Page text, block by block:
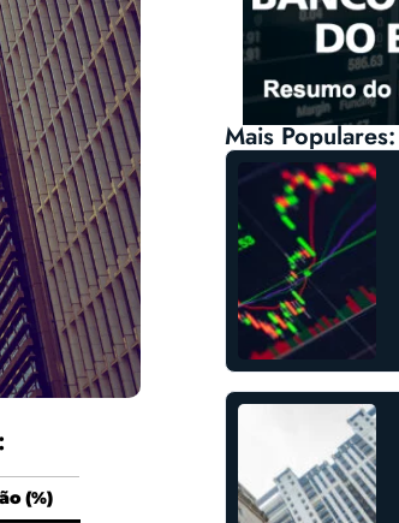
(%)
Mais Populares: